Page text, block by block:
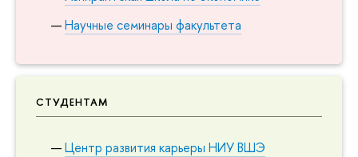
Научные семинары факультета
СТУДЕНТАМ
Центр развития карьеры НИУ ВШЭ